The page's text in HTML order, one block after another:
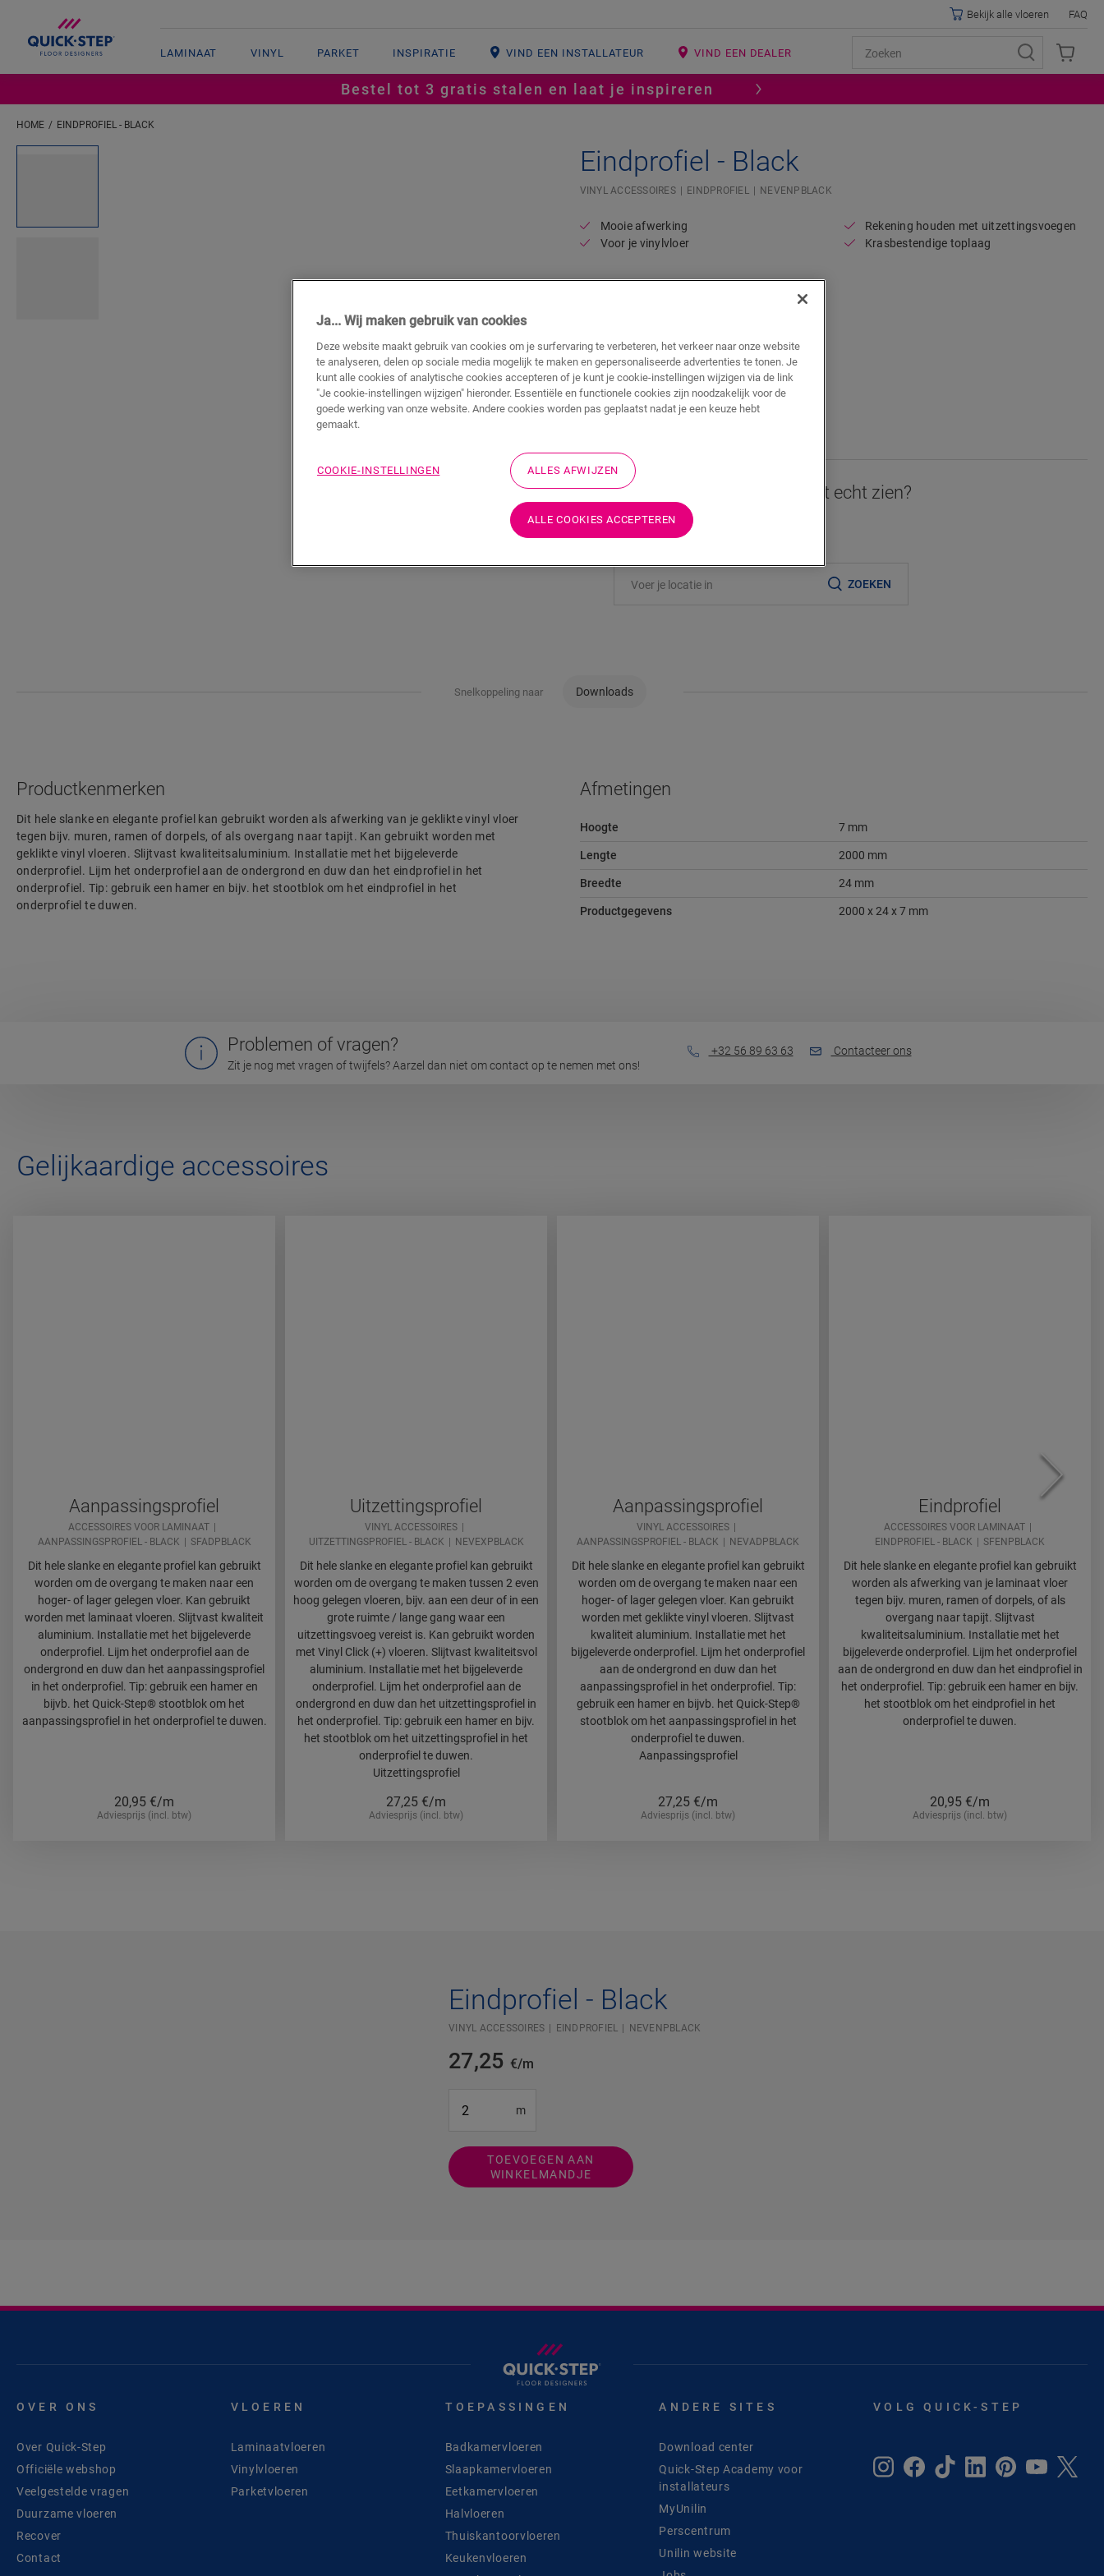
LAMINAAT VINYL PARKET INSPIRATIE VIND EEN INSTALLATEUR VIND EEN DEALER
Bekijk alle vloeren FAQ
Bestel tot 3 gratis stalen en laat je inspireren
HOME EINDPROFIEL - BLACK
Open image in lightbox
Eindprofiel - Black
VINYL ACCESSOIRES EINDPROFIEL NEVENPBLACK
Mooie afwerking
Voor je vinylvloer
Rekening houden met uitzettingsvoegen
Krasbestendige toplaag
27,25
#SR Surface Input#
m
TOEVOEGEN AAN
WINKELMANDJE
Wil je dit accessoire graag in het echt zien?
Bezoek het dichtstbijzijnde verkooppunt
ZOEKEN
Snelkoppeling naar Downloads
Productkenmerken
Dit hele slanke en elegante profiel kan gebruikt worden als afwerking van je geklikte vinyl vloer
tegen bijv. muren, ramen of dorpels, of als overgang naar tapijt. Kan gebruikt worden met
geklikte vinyl vloeren. Slijtvast kwaliteitsaluminium. Installatie met het bijgeleverde
onderprofiel. Lijm het onderprofiel aan de ondergrond en duw dan het eindprofiel in het
onderprofiel. Tip: gebruik een hamer en bijv. het stootblok om het eindprofiel in het
onderprofiel te duwen.
Afmetingen
Hoogte 7 mm
Lengte 2000 mm
Breedte 24 mm
Productgegevens 2000 x 24 x 7 mm
Problemen of vragen?
Zit je nog met vragen of twijfels? Aarzel dan niet om contact op te nemen met ons!
+32 56 89 63 63 Contacteer ons
Gelijkaardige accessoires
Aanpassingsprofiel
ACCESSOIRES VOOR LAMINAAT
AANPASSINGSPROFIEL - BLACK
SFADPBLACK
Dit hele slanke en elegante profiel kan gebruikt
worden om de overgang te maken naar een
hoger- of lager gelegen vloer. Kan gebruikt
worden met laminaat vloeren. Slijtvast kwaliteit
aluminium. Installatie met het bijgeleverde
onderprofiel. Lijm het onderprofiel aan de
ondergrond en duw dan het aanpassingsprofiel
in het onderprofiel. Tip: gebruik een hamer en
bijvb. het Quick-Step® stootblok om het
aanpassingsprofiel in het onderprofiel te duwen.
20,95 €/m
Adviesprijs (incl. btw)
Uitzettingsprofiel
VINYL ACCESSOIRES
UITZETTINGSPROFIEL - BLACK
NEVEXPBLACK
Dit hele slanke en elegante profiel kan gebruikt
worden om de overgang te maken tussen 2 even
hoog gelegen vloeren, bijv. aan een deur of in een
grote ruimte / lange gang waar een
uitzettingsvoeg vereist is. Kan gebruikt worden
met Vinyl Click (+) vloeren. Slijtvast kwaliteitsvol
aluminium. Installatie met het bijgeleverde
onderprofiel. Lijm het onderprofiel aan de
ondergrond en duw dan het uitzettingsprofiel in
het onderprofiel. Tip: gebruik een hamer en bijv.
het stootblok om het uitzettingsprofiel in het
onderprofiel te duwen.
Uitzettingsprofiel
27,25 €/m
Adviesprijs (incl. btw)
Aanpassingsprofiel
VINYL ACCESSOIRES
AANPASSINGSPROFIEL - BLACK
NEVADPBLACK
Dit hele slanke en elegante profiel kan gebruikt
worden om de overgang te maken naar een
hoger- of lager gelegen vloer. Kan gebruikt
worden met geklikte vinyl vloeren. Slijtvast
kwaliteit aluminium. Installatie met het
bijgeleverde onderprofiel. Lijm het onderprofiel
aan de ondergrond en duw dan het
aanpassingsprofiel in het onderprofiel. Tip:
gebruik een hamer en bijvb. het Quick-Step®
stootblok om het aanpassingsprofiel in het
onderprofiel te duwen.
Aanpassingsprofiel
27,25 €/m
Adviesprijs (incl. btw)
Eindprofiel
ACCESSOIRES VOOR LAMINAAT
EINDPROFIEL - BLACK
SFENPBLACK
Dit hele slanke en elegante profiel kan gebruikt
worden als afwerking van je laminaat vloer
tegen bijv. muren, ramen of dorpels, of als
overgang naar tapijt. Slijtvast
kwaliteitsaluminium. Installatie met het
bijgeleverde onderprofiel. Lijm het onderprofiel
aan de ondergrond en duw dan het eindprofiel in
het onderprofiel. Tip: gebruik een hamer en bijv.
het stootblok om het eindprofiel in het
onderprofiel te duwen.
20,95 €/m
Adviesprijs (incl. btw)
Eindprofiel - Black
VINYL ACCESSOIRES EINDPROFIEL NEVENPBLACK
27,25 €/m
m
TOEVOEGEN AAN
WINKELMANDJE
OVER ONS
Over Quick-Step
Officiële webshop
Veelgestelde vragen
Duurzame vloeren
Recover
Contact
VLOEREN
Laminaatvloeren
Vinylvloeren
Parketvloeren
TOEPASSINGEN
Badkamervloeren
Slaapkamervloeren
Eetkamervloeren
Halvloeren
Thuiskantoorvloeren
Keukenvloeren
ANDERE SITES
Download center
Quick-Step Academy voor
installateurs
MyUnilin
Perscentrum
Unilin website
VOLG QUICK-STEP
Ja... Wij maken gebruik van cookies
Deze website maakt gebruik van cookies om je surfervaring te verbeteren, het verkeer naar onze website
te analyseren, delen op sociale media mogelijk te maken en gepersonaliseerde advertenties te tonen. Je
kunt alle cookies of analytische cookies accepteren of je kunt je cookie-instellingen wijzigen via de link
"Je cookie-instellingen wijzigen" hieronder. Essentiële en functionele cookies zijn noodzakelijk voor de
goede werking van onze website. Andere cookies worden pas geplaatst nadat je een keuze hebt
gemaakt.
COOKIE-INSTELLINGEN ALLES AFWIJZEN
ALLE COOKIES ACCEPTEREN